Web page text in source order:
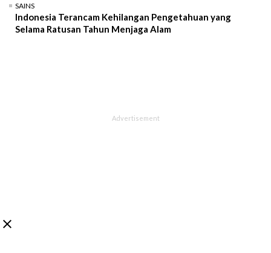
SAINS
Indonesia Terancam Kehilangan Pengetahuan yang
Selama Ratusan Tahun Menjaga Alam
